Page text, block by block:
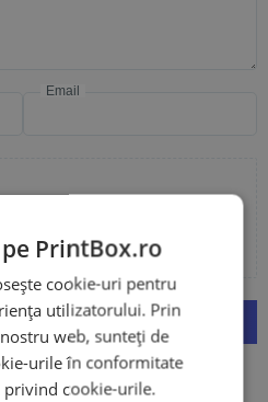
Email
Trimite
PrintBox.ro
cookie-uri pentru
utilizatorului. Prin
web, sunteți de
urile în conformitate
privind cookie-urile.